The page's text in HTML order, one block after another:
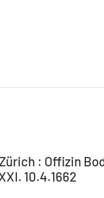
: Offizin
10.4.1662